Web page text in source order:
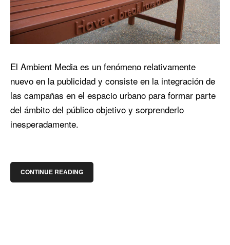
El Ambient Media es un fenómeno relativamente
nuevo en la publicidad y consiste en la integración de
las campañas en el espacio urbano para formar parte
del ámbito del público objetivo y sorprenderlo
inesperadamente.
CONTINUE READING